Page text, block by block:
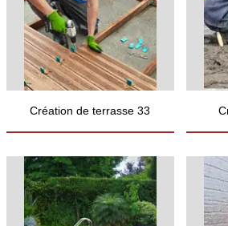
Création de terrasse 33